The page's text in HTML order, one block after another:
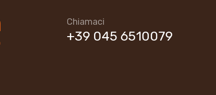
Chiamaci
+39 045 6510079